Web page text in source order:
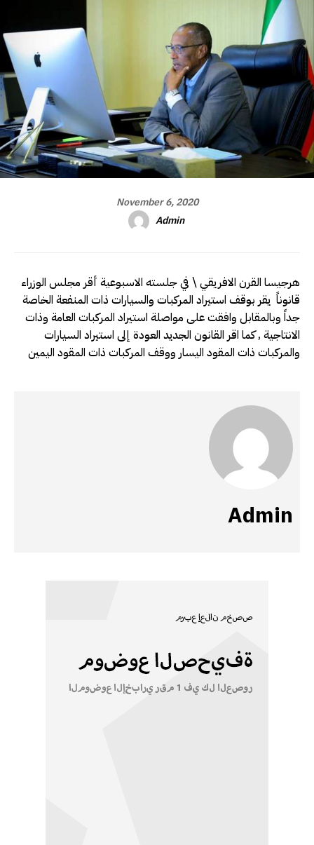
November 6, 2020
Admin
هرجيسا القرن الافريقي \ في جلسته الاسبوعية أقر مجلس الوزراء
قانوناً يقر بوقف استيراد المركبات والسيارات ذات المنفعة الخاصة
جداً وبالمقابل وافقت على مواصلة استيراد المركبات العامة وذات
الانتاجية , كما اقر القانون الجديد العودة إلى استيراد السيارات
والمركبات ذات المقود اليسار ووقف المركبات ذات المقود اليمين
Admin